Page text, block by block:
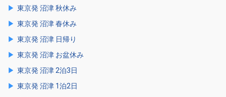
東京発 沼津 秋休み
東京発 沼津 春休み
東京発 沼津 日帰り
東京発 沼津 お盆休み
東京発 沼津 2泊3日
東京発 沼津 1泊2日